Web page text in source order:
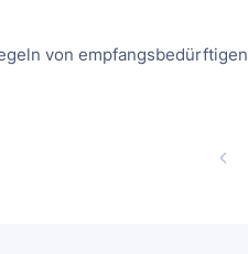
von empfangsbedürftigen